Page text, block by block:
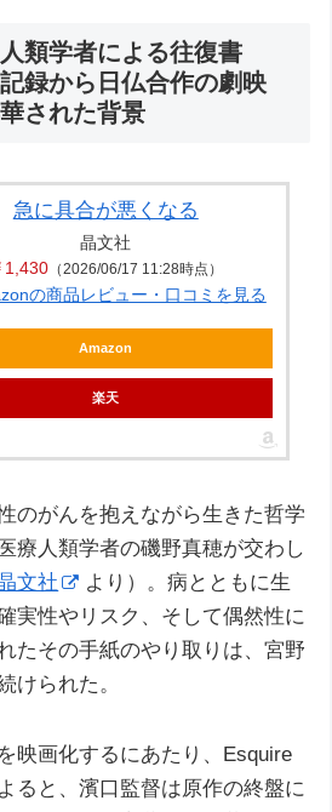
類学者による往復書
録から日仏合作の劇映
された背景
急に具合が悪くなる
晶文社
1,430 （2026/06/17 11:28時点）
の商品レビュー・口コミを見る
Amazon
楽天
のがんを抱えながら生きた哲学
療人類学者の磯野真穂が交わし
文社
より）。病とともに生
実性やリスク、そして偶然性に
たその手紙のやり取りは、宮野
けられた。
映画化するにあたり、Esquire
ると、濱口監督は原作の終盤に